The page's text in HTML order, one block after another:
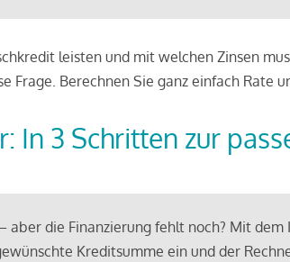
leisten und mit welchen Zinsen
Frage. Berechnen Sie ganz einfach Rate
In 3 Schritten zur
aber die Finanzierung fehlt noch? Mit
Kreditsumme ein und der